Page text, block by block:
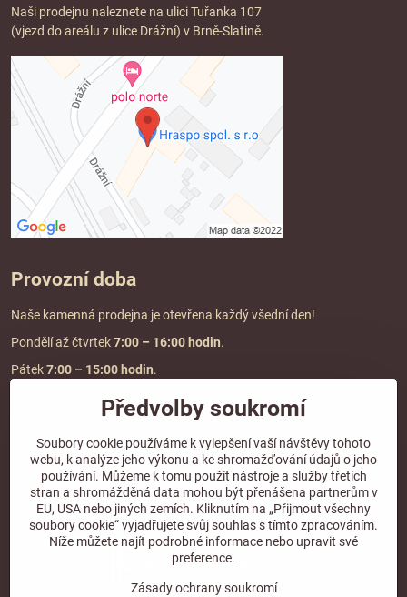
Naši prodejnu naleznete na ulici Tuřanka 107
(vjezd do areálu z ulice Drážní) v Brně-Slatině.
Provozní doba
Naše kamenná prodejna je otevřena každý všední den!
Pondělí až čtvrtek7:00 – 16:00 hodin.
Pátek7:00 – 15:00 hodin.
Doprava a platba
DOPRAVA ZDARMA
při objednávce nad2000 Kč vč. DPH.
*Nevztahuje se na paletovou přepravu.
Předvolby soukromí
Soubory cookie používáme k vylepšení vaší návštěvy tohoto
webu, k analýze jeho výkonu a ke shromažďování údajů o jeho
používání. Můžeme k tomu použít nástroje a služby třetích
stran a shromážděná data mohou být přenášena partnerům v
EU, USA nebo jiných zemích. Kliknutím na „Přijmout všechny
soubory cookie“ vyjadřujete svůj souhlas s tímto zpracováním.
Níže můžete najít podrobné informace nebo upravit své
preference.
Zásady ochrany soukromí